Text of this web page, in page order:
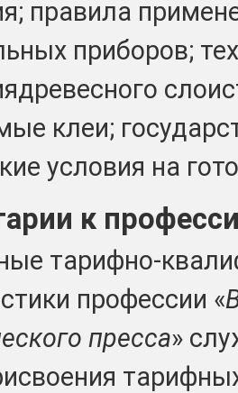
правила
приборов;
клеи;
условия на
к
тарифно-
профессии «
пресса»